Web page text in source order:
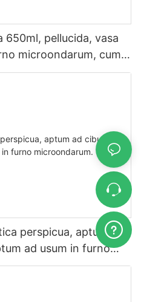
650ml, pellucida, vasa
microondarum, cum
perspicua, aptum ad
ad usum in furno